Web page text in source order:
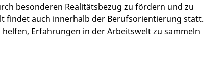
besonderen Realitätsbezug zu fördern und zu
findet auch innerhalb der Berufsorientierung statt.
Erfahrungen in der Arbeitswelt zu sammeln